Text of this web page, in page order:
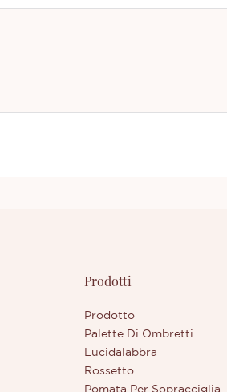
Prodotti
Prodotto
Palette Di Ombretti
Lucidalabbra
Rossetto
Pomata Per Sopracciglia